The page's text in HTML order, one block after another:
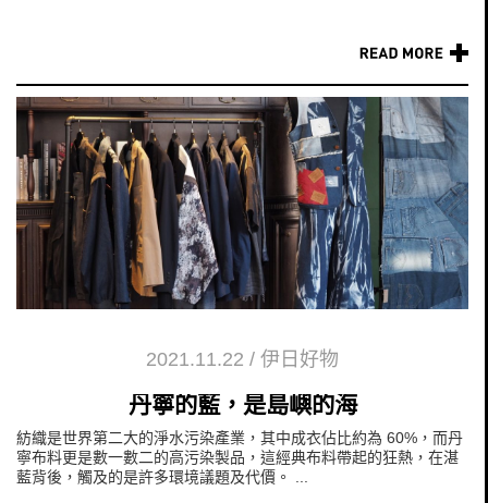
2021.11.22 / 伊日好物
丹寧的藍，是島嶼的海
紡織是世界第二大的淨水污染產業，其中成衣佔比約為 60%，而丹
寧布料更是數一數二的高污染製品，這經典布料帶起的狂熱，在湛
藍背後，觸及的是許多環境議題及代價。 ...